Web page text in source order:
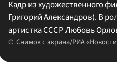
Кадр из художественного
Григорий Александров). В
артистка СССР Любовь
Снимок с экрана/РИА